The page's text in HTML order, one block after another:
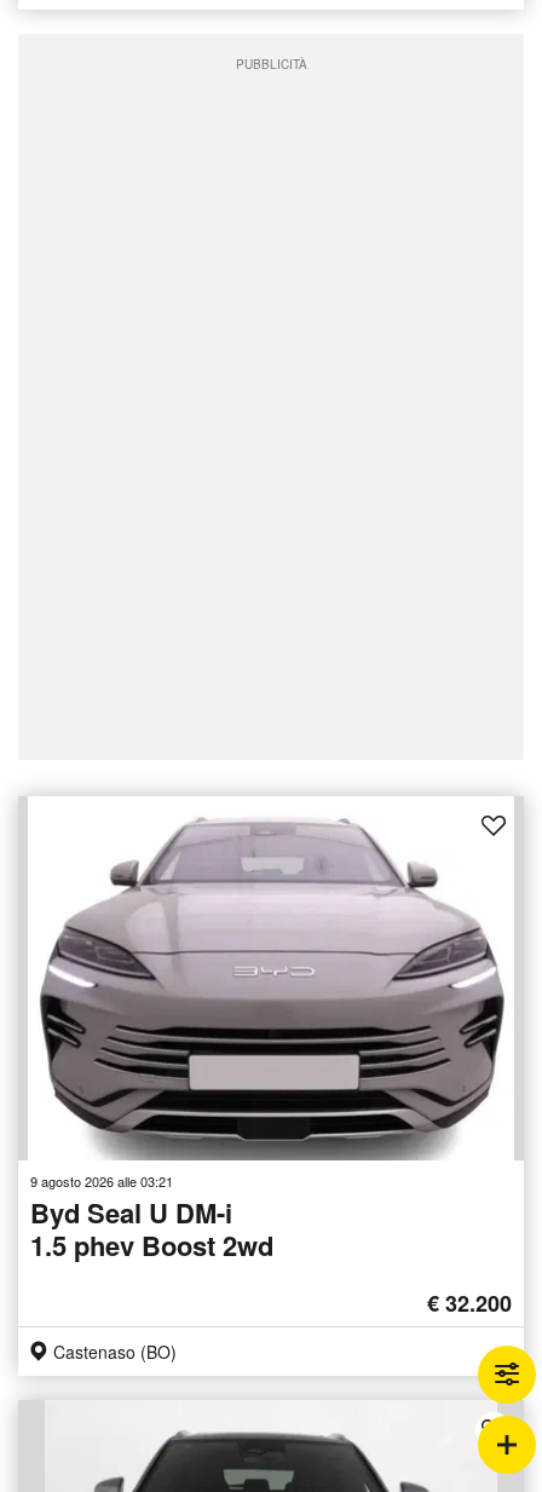
PUBBLICITÀ
9 agosto 2026 alle 03:21
Byd Seal U DM-i
1.5 phev Boost 2wd
€ 32.200
Castenaso (BO)